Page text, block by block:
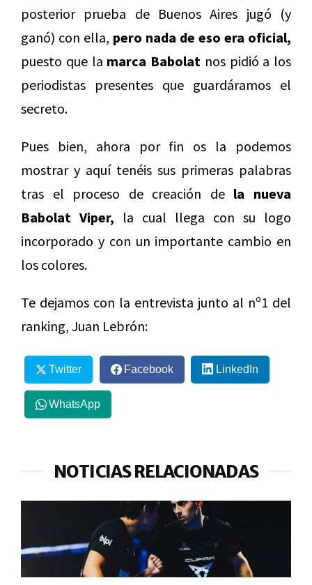
posterior prueba de Buenos Aires jugó (y
ganó) con ella, pero nada de eso era oficial,
puesto que la marca Babolat nos pidió a los
periodistas presentes que guardáramos el
secreto.
Pues bien, ahora por fin os la podemos
mostrar y aquí tenéis sus primeras palabras
tras el proceso de creación de la nueva
Babolat Viper, la cual llega con su logo
incorporado y con un importante cambio en
los colores.
Te dejamos con la entrevista junto al nº1 del
ranking, Juan Lebrón:
Twitter Facebook LinkedIn
WhatsApp
NOTICIAS RELACIONADAS